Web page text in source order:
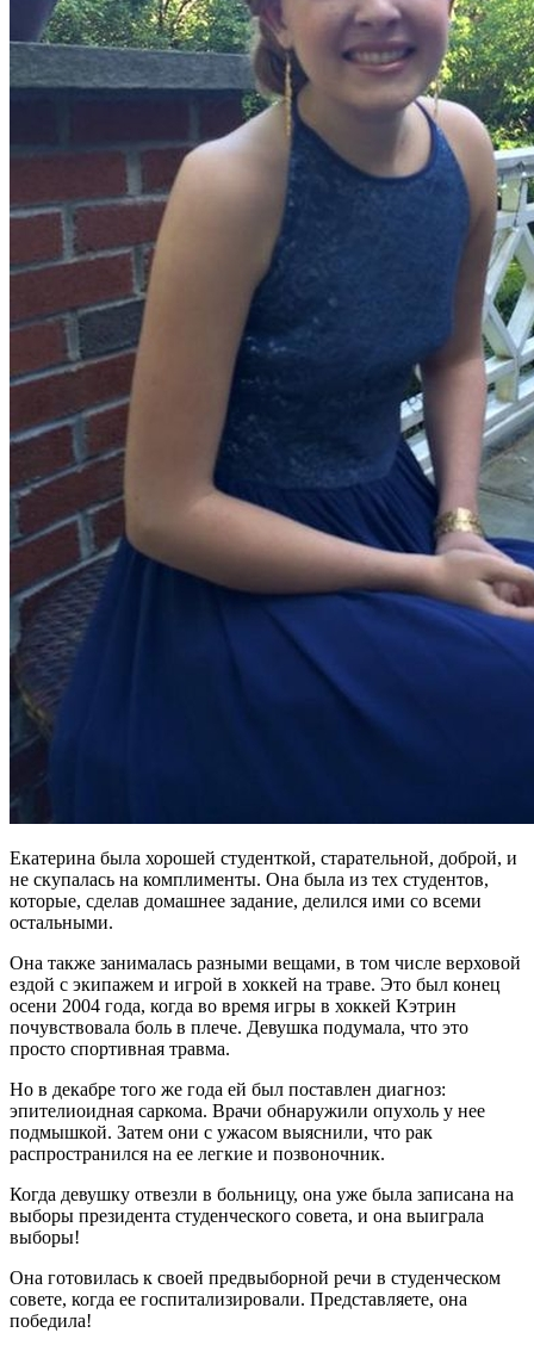
Екатерина была хорошей студенткой, старательной, доброй, и
не скупалась на комплименты. Она была из тех студентов,
которые, сделав домашнее задание, делился ими со всеми
остальными.
Она также занималась разными вещами, в том числе верховой
ездой с экипажем и игрой в хоккей на траве. Это был конец
осени 2004 года, когда во время игры в хоккей Кэтрин
почувствовала боль в плече. Девушка подумала, что это
просто спортивная травма.
Но в декабре того же года ей был поставлен диагноз:
эпителиоидная саркома. Врачи обнаружили опухоль у нее
подмышкой. Затем они с ужасом выяснили, что рак
распространился на ее легкие и позвоночник.
Когда девушку отвезли в больницу, она уже была записана на
выборы президента студенческого совета, и она выиграла
выборы!
Она готовилась к своей предвыборной речи в студенческом
совете, когда ее госпитализировали. Представляете, она
победила!